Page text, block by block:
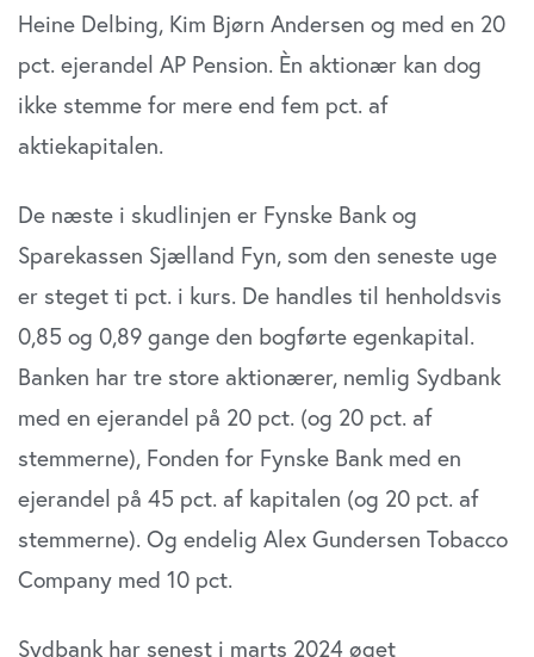
Heine Delbing, Kim Bjørn Andersen og med en 20
pct. ejerandel AP Pension. Èn aktionær kan dog
ikke stemme for mere end fem pct. af
aktiekapitalen.
De næste i skudlinjen er Fynske Bank og
Sparekassen Sjælland Fyn, som den seneste uge
er steget ti pct. i kurs. De handles til henholdsvis
0,85 og 0,89 gange den bogførte egenkapital.
Banken har tre store aktionærer, nemlig Sydbank
med en ejerandel på 20 pct. (og 20 pct. af
stemmerne), Fonden for Fynske Bank med en
ejerandel på 45 pct. af kapitalen (og 20 pct. af
stemmerne). Og endelig Alex Gundersen Tobacco
Company med 10 pct.
Sydbank har senest i marts 2024 øget